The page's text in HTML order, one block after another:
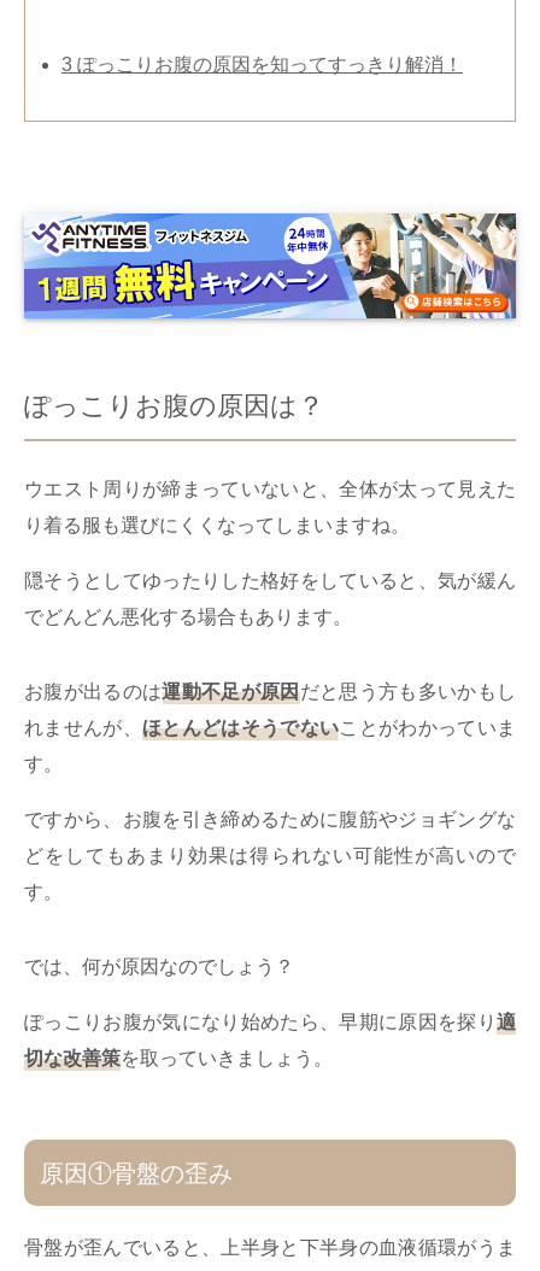
3 ぽっこりお腹の原因を知ってすっきり解消！
ぽっこりお腹の原因は？
ウエスト周りが締まっていないと、全体が太って見えた
り着る服も選びにくくなってしまいますね。
隠そうとしてゆったりした格好をしていると、気が緩ん
でどんどん悪化する場合もあります。
お腹が出るのは運動不足が原因だと思う方も多いかもし
れませんが、 ほとんどはそうでないことがわかっていま
す。
ですから、お腹を引き締めるために腹筋やジョギングな
どをしてもあまり効果は得られない可能性が高いので
す。
では、何が原因なのでしょう？
ぽっこりお腹が気になり始めたら、早期に原因を探り 適
切な改善策を取っていきましょう。
原因①骨盤の歪み
骨盤が歪んでいると、上半身と下半身の血液循環がうま